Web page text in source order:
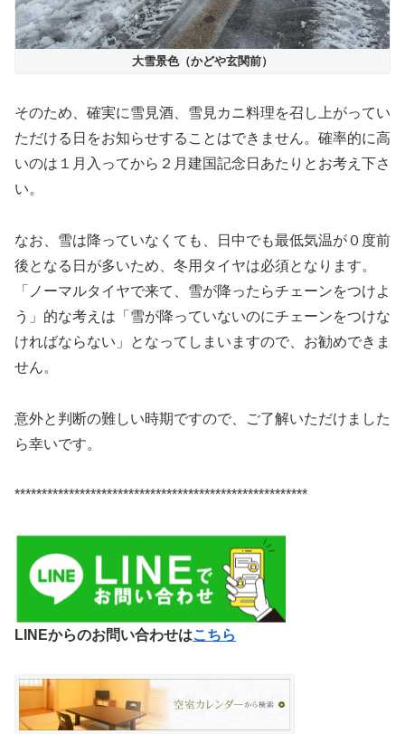
大雪景色（かどや玄関前）
そのため、確実に雪見酒、雪見カニ料理を召し上がってい
ただける日をお知らせすることはできません。確率的に高
いのは１月入ってから２月建国記念日あたりとお考え下さ
い。
なお、雪は降っていなくても、日中でも最低気温が０度前
後となる日が多いため、冬用タイヤは必須となります。
「ノーマルタイヤで来て、雪が降ったらチェーンをつけよ
う」的な考えは「雪が降っていないのにチェーンをつけな
ければならない」となってしまいますので、お勧めできま
せん。
意外と判断の難しい時期ですので、ご了解いただけました
ら幸いです。
******************************************************
LINEからのお問い合わせはこちら